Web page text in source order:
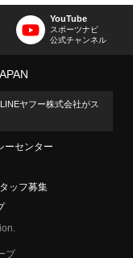
YouTube
スポーツナビ
公式チャンネル
ヤフー株式会社がス
ーセンター
ッフ募集
ブ